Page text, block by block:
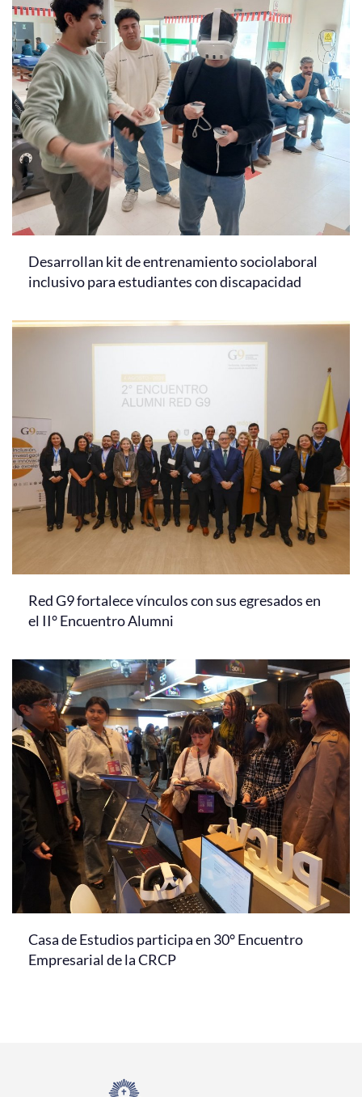
Desarrollan kit de entrenamiento sociolaboral
inclusivo para estudiantes con discapacidad
Red G9 fortalece vínculos con sus egresados en
el II° Encuentro Alumni
Casa de Estudios participa en 30° Encuentro
Empresarial de la CRCP